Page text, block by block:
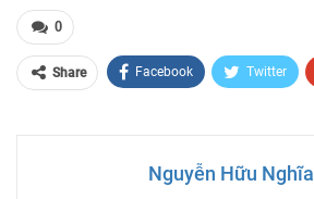
0
Share Facebook Twitter
Nguyễn Hữu Nghĩa